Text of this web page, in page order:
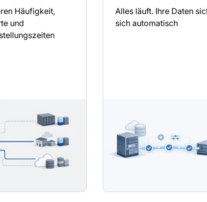
Häufigkeit,
und
Alles läuft. Ihre Daten
sich automatisch